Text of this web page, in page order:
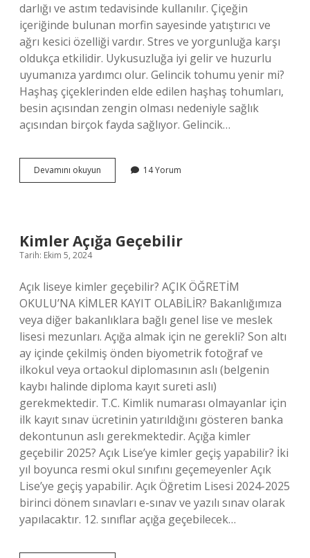
darlığı ve astım tedavisinde kullanılır. Çiçeğin
içeriğinde bulunan morfin sayesinde yatıştırıcı ve
ağrı kesici özelliği vardır. Stres ve yorgunluğa karşı
oldukça etkilidir. Uykusuzluğa iyi gelir ve huzurlu
uyumanıza yardımcı olur. Gelincik tohumu yenir mi?
Haşhaş çiçeklerinden elde edilen haşhaş tohumları,
besin açısından zengin olması nedeniyle sağlık
açısından birçok fayda sağlıyor. Gelincik…
Devamını okuyun
Otu
14 Yorum
Kimler Açığa Geçebilir
Tarih: Ekim 5, 2024
Açık liseye kimler geçebilir? AÇIK ÖĞRETİM
OKULU’NA KİMLER KAYIT OLABİLİR? Bakanlığımıza
veya diğer bakanlıklara bağlı genel lise ve meslek
lisesi mezunları. Açığa almak için ne gerekli? Son altı
ay içinde çekilmiş önden biyometrik fotoğraf ve
ilkokul veya ortaokul diplomasının aslı (belgenin
kaybı halinde diploma kayıt sureti aslı)
gerekmektedir. T.C. Kimlik numarası olmayanlar için
ilk kayıt sınav ücretinin yatırıldığını gösteren banka
dekontunun aslı gerekmektedir. Açığa kimler
geçebilir 2025? Açık Lise’ye kimler geçiş yapabilir? İki
yıl boyunca resmi okul sınıfını geçemeyenler Açık
Lise’ye geçiş yapabilir. Açık Öğretim Lisesi 2024-2025
birinci dönem sınavları e-sınav ve yazılı sınav olarak
yapılacaktır. 12. sınıflar açığa geçebilecek…